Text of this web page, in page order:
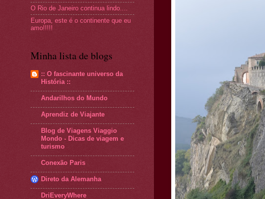
O Rio de Janeiro continua lindo....
Europa, este é o continente que eu
amo!!!!!
Minha lista de blogs
:: O fascinante universo da
História ::
Andarilhos do Mundo
Aprendiz de Viajante
Blog de Viagens Viaggio
Mondo - Dicas de viagem e
turismo
Conexão Paris
Direto da Alemanha
DriEveryWhere